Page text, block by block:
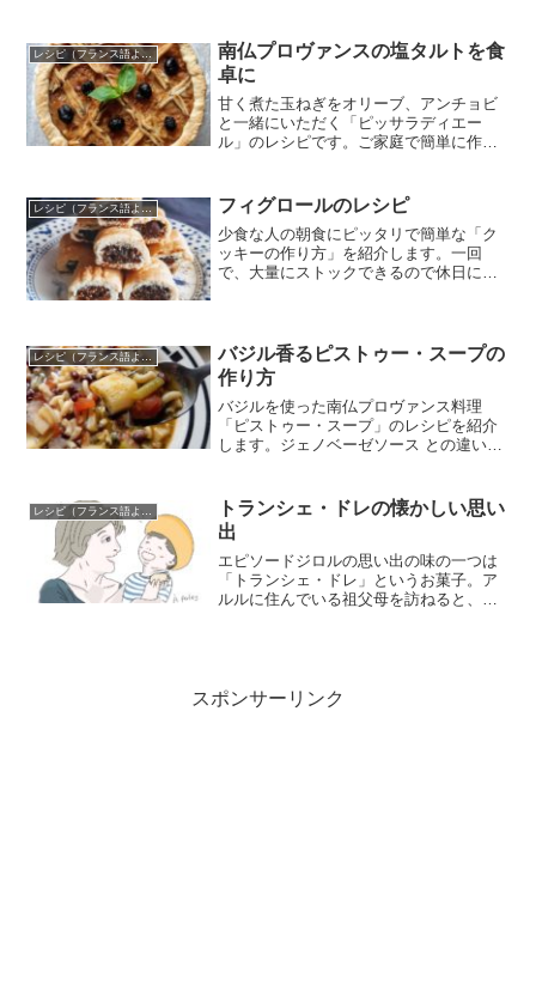
ようになっ...
レシピ（フランス語より）
南仏プロヴァンスの塩タルトを食
卓に
甘く煮た玉ねぎをオリーブ、アンチョビ
と一緒にいただく「ピッサラディエー
ル」のレシピです。ご家庭で簡単に作れ
レシピ（フランス語より） フィグロールのレシピ
少食な人の朝食にピッタリで簡単な「ク
ッキーの作り方」を紹介します。一回
で、大量にストックできるので休日に作
レシピ（フランス語より）
バジル香るピストゥー・スープの
作り方
バジルを使った南仏プロヴァンス料理
「ピストゥー・スープ」のレシピを紹介
します。ジェノベーゼソース との違い
レシピ（フランス語より）
トランシェ・ドレの懐かしい思い
出
エピソードジロルの思い出の味の一つは
「トランシェ・ドレ」というお菓子。ア
ルルに住んでいる祖父母を訪ねると、い
スポンサーリンク